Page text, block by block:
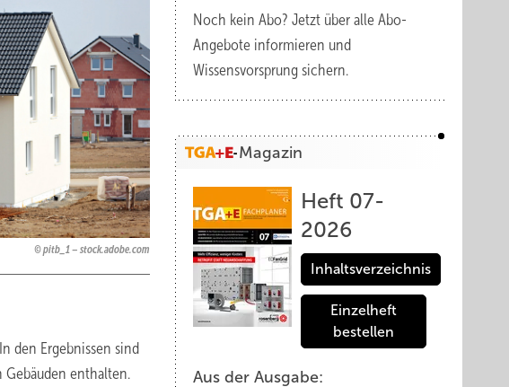
pitb_1 – stock.adobe.com
den Ergebnissen sind
enthalten.
Noch kein Abo? Jetzt über alle Abo-
Angebote informieren und
Wissensvorsprung sichern.
Magazin
Heft 07-
2026
Inhaltsverzeichnis
Einzelheft
bestellen
Aus der Ausgabe: